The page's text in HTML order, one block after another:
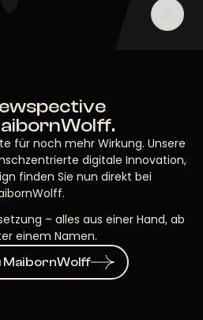
für noch mehr Wirkung. Unsere
digitale Innovation,
finden Sie nun direkt bei
– alles aus einer Hand, ab
einem Namen.
MaibornWolff